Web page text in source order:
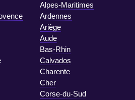
Alpes-Maritimes
Ardennes
Ariège
Aude
Bas-Rhin
Calvados
Charente
Cher
Corse-du-Sud